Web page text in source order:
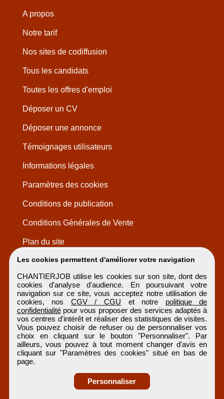
Les cookies permettent d'améliorer votre navigation
CHANTIERJOB utilise les cookies sur son site, dont des
cookies d'analyse d'audience. En poursuivant votre
navigation sur ce site, vous acceptez notre utilisation de
cookies, nos CGV / CGU et notre politique de
confidentialitépour vous proposer des services adaptés à
vos centres d'intérêt et réaliser des statistiques de visites.
Vous pouvez choisir de refuser ou de personnaliser vos
choix en cliquant sur le bouton "Personnaliser". Par
ailleurs, vous pouvez à tout moment changer d'avis en
cliquant sur "Paramètres des cookies" situé en bas de
page.
Personnaliser
A propos
Notre tarif
Nos sites de codiffusion
Tous les candidats
Toutes les offres d'emploi
Déposer un CV
Déposer une annonce
Témoignages utilisateurs
Informations légales
Paramètres des cookies
Conditions de publication
Conditions Générales de Vente
Plan du site